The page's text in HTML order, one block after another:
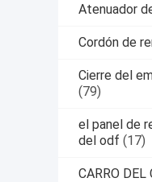
Atenuador
Cordón de
Cierre del
(79)
el panel de
del odf (17)
CARRO DEL